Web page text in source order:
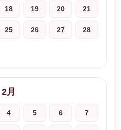
18 19 20 21
25 26 27 28
2月
4 5 6 7